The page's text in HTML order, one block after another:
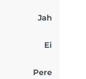
Jah
Ei
Pere